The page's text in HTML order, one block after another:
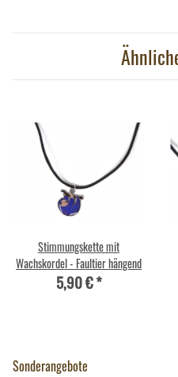
Stimmungskette mit
Wachskordel - Faultier hängend
5,90 €*
Sonderangebote